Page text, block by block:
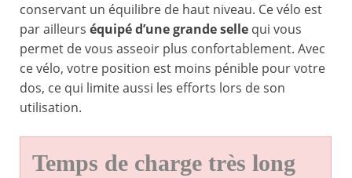
conservant un équilibre de haut niveau. Ce vélo est
par ailleurs équipé d’une grande selle qui vous
permet de vous asseoir plus confortablement. Avec
ce vélo, votre position est moins pénible pour votre
dos, ce qui limite aussi les efforts lors de son
utilisation.
Temps de charge très long